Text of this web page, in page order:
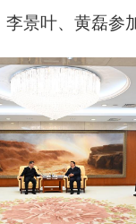
景叶、黄磊参